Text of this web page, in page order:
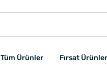
Tüm Ürünler Fırsat